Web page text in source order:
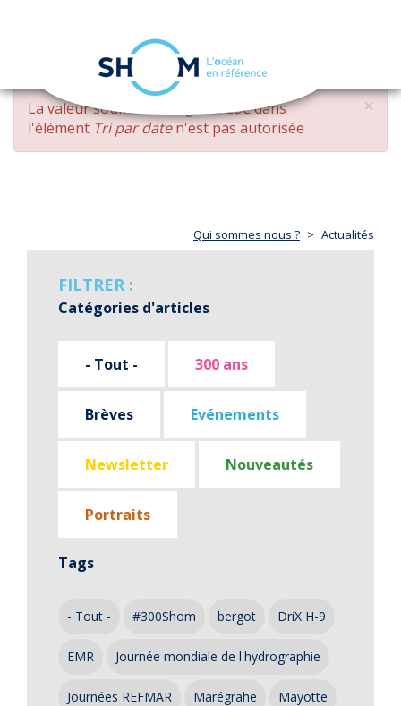
Aller
contenu
principal
navigation
×
MESSAGE
D'ERREUR
La valeur soumise changed DESCdans
l'élément Tri par daten'est pas autorisée
Qui sommes nous ? Actualités
FILTRER :
Catégories d'articles
- Tout - 300 ans
Brèves Evénements
Newsletter Nouveautés
Portraits
Tags
- Tout - #300Shom bergot DriX H-9
EMR Journée mondiale de l'hydrographie
Journées REFMAR Marégrahe Mayotte